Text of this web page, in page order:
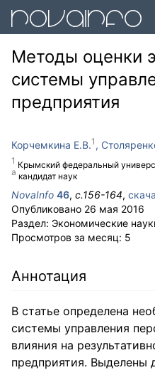
Методы оценки
системы
предприятия
Корчемкина Е.В.
Крымский федеральный
кандидат наук
NovaInfo 46, с.156-164,
Опубликовано 26 мая 2016
Раздел: Экономические
Просмотров за месяц: 5
Аннотация
В статье определена
системы управления
влияния на
предприятия. Выделены